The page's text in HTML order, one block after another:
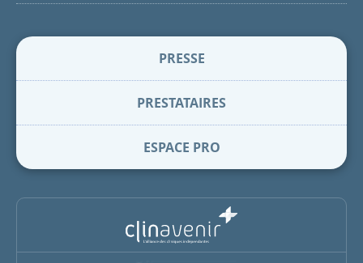
PRESSE
PRESTATAIRES
ESPACE PRO